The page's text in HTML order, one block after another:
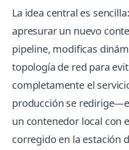
La idea central es
apresurar un nuevo
pipeline, modificas
topología de red para
completamente el
producción se
un contenedor local con
corregido en la estación